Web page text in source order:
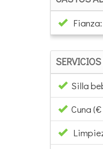
Fianza:
Silla
Cuna (€